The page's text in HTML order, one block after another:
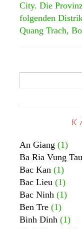
City. Die
folgenden
Quang Trach,
An Giang (1)
Ba Ria Vung Tau
Bac Kan (1)
Bac Lieu (1)
Bac Ninh (1)
Ben Tre (1)
Binh Dinh (1)